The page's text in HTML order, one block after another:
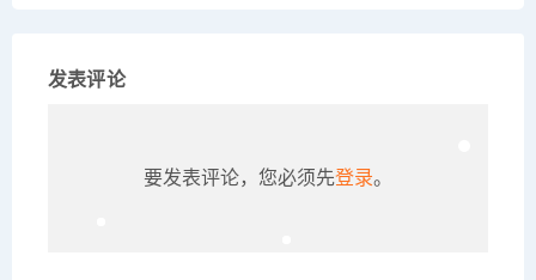
发表评论
要发表评论，您必须先登录。